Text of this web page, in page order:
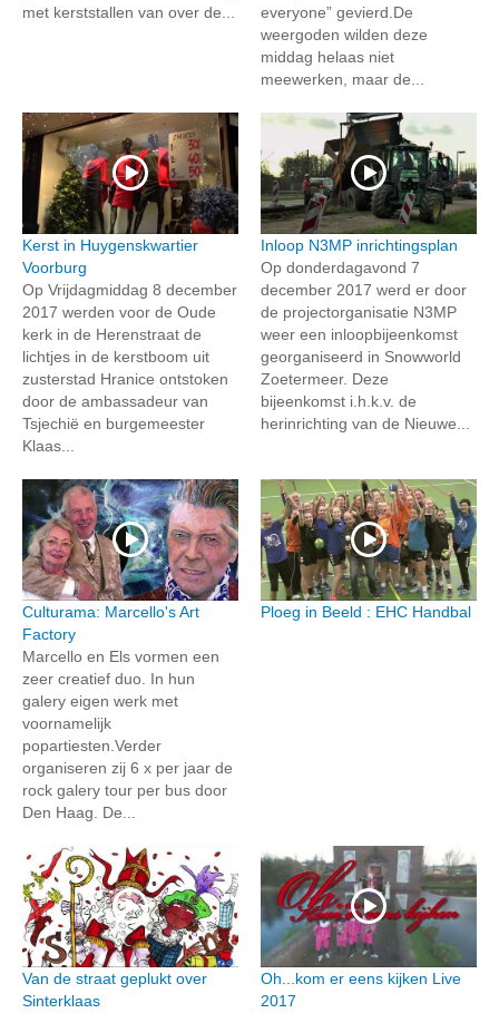
met kerststallen van over de...
everyone” gevierd.De
weergoden wilden deze
middag helaas niet
meewerken, maar de...
Kerst in Huygenskwartier
Voorburg
Op Vrijdagmiddag 8 december
2017 werden voor de Oude
kerk in de Herenstraat de
lichtjes in de kerstboom uit
zusterstad Hranice ontstoken
door de ambassadeur van
Tsjechië en burgemeester
Klaas...
Inloop N3MP inrichtingsplan
Op donderdagavond 7
december 2017 werd er door
de projectorganisatie N3MP
weer een inloopbijeenkomst
georganiseerd in Snowworld
Zoetermeer. Deze
bijeenkomst i.h.k.v. de
herinrichting van de Nieuwe...
Culturama: Marcello's Art
Factory
Marcello en Els vormen een
zeer creatief duo. In hun
galery eigen werk met
voornamelijk
popartiesten.Verder
organiseren zij 6 x per jaar de
rock galery tour per bus door
Den Haag. De...
Ploeg in Beeld : EHC Handbal
Van de straat geplukt over
Sinterklaas
Oh...kom er eens kijken Live
2017